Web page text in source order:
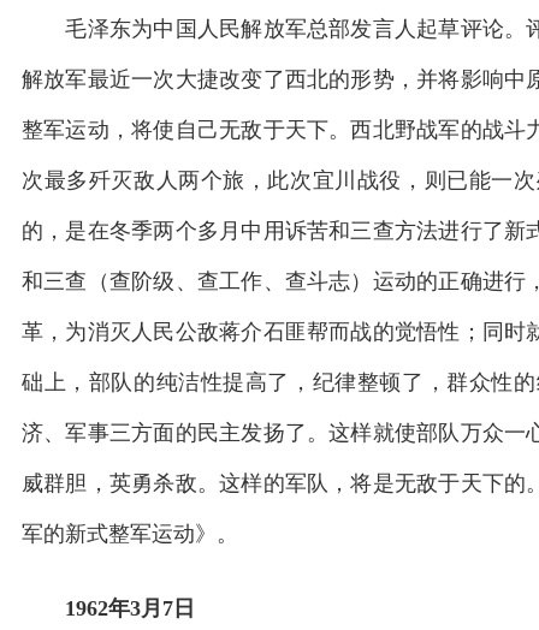
毛泽东为中国人民解放军总部发言人起草评论。
解放军最近一次大捷改变了西北的形势，并将影响
整军运动，将使自己无敌于天下。西北野战军的战
次最多歼灭敌人两个旅，此次宜川战役，则已能一
的，是在冬季两个多月中用诉苦和三查方法进行了
和三查（查阶级、查工作、查斗志）运动的正确进
革，为消灭人民公敌蒋介石匪帮而战的觉悟性；同
础上，部队的纯洁性提高了，纪律整顿了，群众性
济、军事三方面的民主发扬了。这样就使部队万众
威群胆，英勇杀敌。这样的军队，将是无敌于天下
军的新式整军运动》。
1962年3月7日